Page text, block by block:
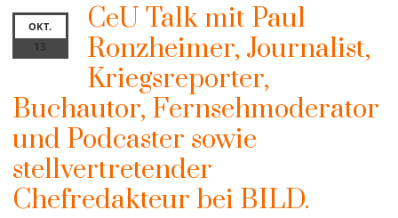
OKT.
13
CeU Talk mit Paul
Ronzheimer, Journalist,
Kriegsreporter,
Buchautor, Fernsehmoderator
und Podcaster sowie
stellvertretender
Chefredakteur bei BILD.